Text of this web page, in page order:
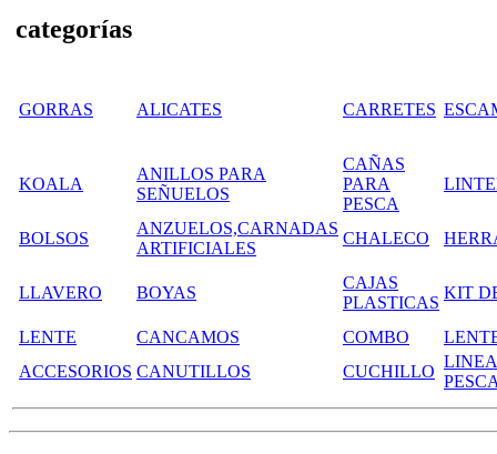
categorías
GORRAS ALICATES CARRETES
KOALA
ANILLOS PARA
SEÑUELOS
CAÑAS
PARA
PESCA
BOLSOS
ANZUELOS,CARNADAS
ARTIFICIALES
CHALECO
LLAVERO BOYAS
CAJAS
PLASTICAS
KIT
LENTE CANCAMOS COMBO
ACCESORIOS CANUTILLOS CUCHILLO